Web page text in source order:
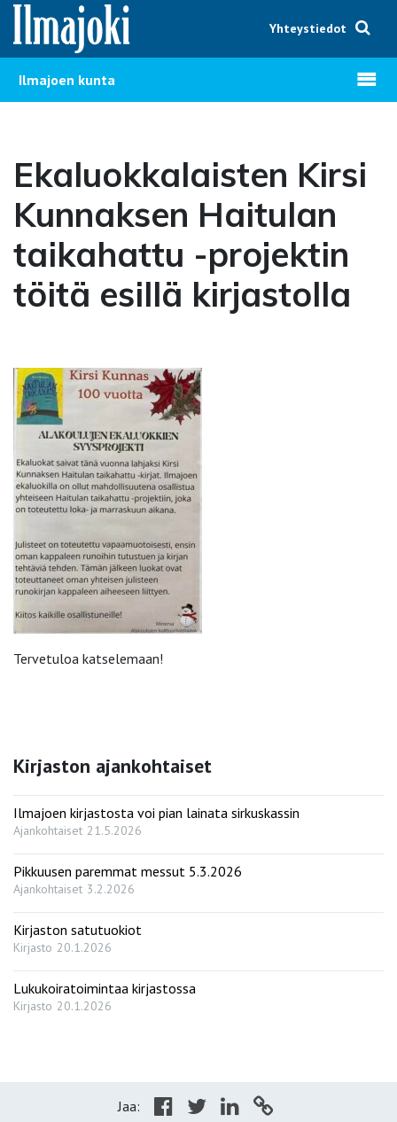
Hyppää sisältöön
Yhteystiedot
Ilmajoen kunta Avaa
Ekaluokkalaisten Kirsi
Kunnaksen Haitulan
taikahattu -projektin
töitä esillä kirjastolla
Tervetuloa katselemaan!
Kirjaston ajankohtaiset
Ilmajoen kirjastosta voi pian lainata sirkuskassin
Ajankohtaiset 21.5.2026
Pikkuusen paremmat messut 5.3.2026
Ajankohtaiset 3.2.2026
Kirjaston satutuokiot
Kirjasto 20.1.2026
Lukukoiratoimintaa kirjastossa
Kirjasto 20.1.2026
Jaa: